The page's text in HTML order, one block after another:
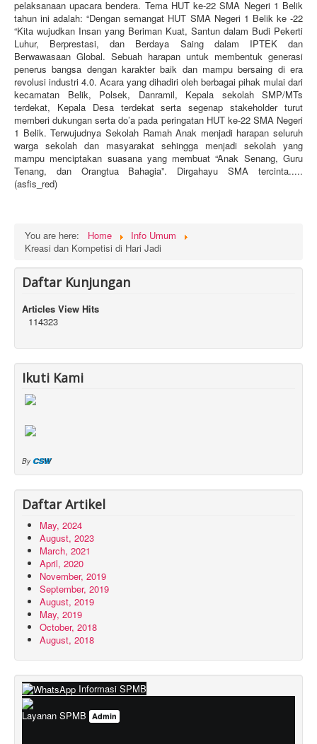
pelaksanaan upacara bendera. Tema HUT ke-22 SMA Negeri 1 Belik
tahun ini adalah: “Dengan semangat HUT SMA Negeri 1 Belik ke -22
“Kita wujudkan Insan yang Beriman Kuat, Santun dalam Budi Pekerti
Luhur, Berprestasi, dan Berdaya Saing dalam IPTEK dan
Berwawasaan Global. Sebuah harapan untuk membentuk generasi
penerus bangsa dengan karakter baik dan mampu bersaing di era
revolusi industri 4.0. Acara yang dihadiri oleh berbagai pihak mulai dari
kecamatan Belik, Polsek, Danramil, Kepala sekolah SMP/MTs
terdekat, Kepala Desa terdekat serta segenap stakeholder turut
memberi dukungan serta do’a pada peringatan HUT ke-22 SMA Negeri
1 Belik. Terwujudnya Sekolah Ramah Anak menjadi harapan seluruh
warga sekolah dan masyarakat sehingga menjadi sekolah yang
mampu menciptakan suasana yang membuat “Anak Senang, Guru
Tenang, dan Orangtua Bahagia”. Dirgahayu SMA tercinta.....
(asfis_red)
You are here: Home
Info Umum
Kreasi dan Kompetisi di Hari Jadi
Daftar Kunjungan
Articles View Hits
114323
Ikuti Kami
ByCSW
Daftar Artikel
May, 2024
August, 2023
March, 2021
April, 2020
November, 2019
September, 2019
August, 2019
May, 2019
October, 2018
August, 2018
Informasi SPMB
Layanan SPMB Admin